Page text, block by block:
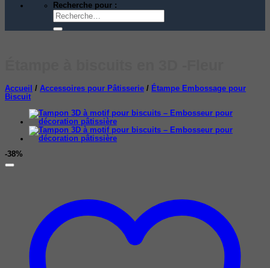
Recherche pour :
Accueil / Accessoires pour Pâtisserie / Étampe Embossage pour
Biscuit
-38%